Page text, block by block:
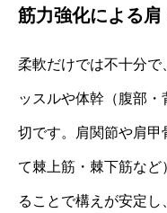
筋力強化による
柔軟だけでは不十分で
ッスルや体幹（腹部
切です。肩関節や肩甲
て棘上筋・棘下筋など
ることで構えが安定